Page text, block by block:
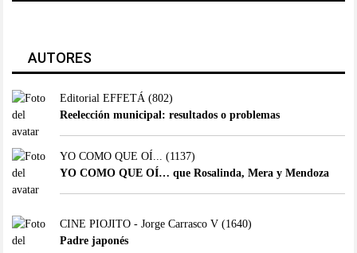
AUTORES
Editorial EFFETÁ(802)
Reelección municipal: resultados o problemas
YO COMO QUE OÍ... (1137)
YO COMO QUE OÍ… que Rosalinda, Mera y Mendoza
CINE PIOJITO - Jorge Carrasco V(1640)
Padre japonés